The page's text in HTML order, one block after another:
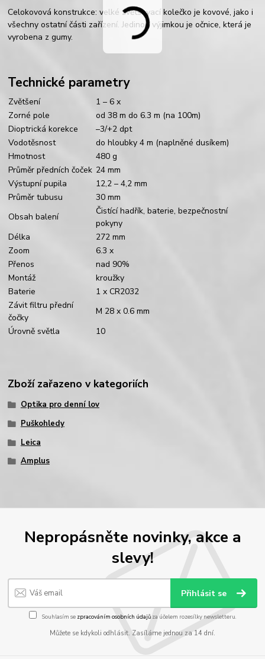
Celokovová konstrukce: velké zvětšovací kolečko je kovové, jako i
všechny ostatní části zařízení. Jedinou výjimkou je očnice, která je
vyrobena z gumy.
Technické parametry
Zvětšení
1 – 6 x
Zorné pole
od 38 m do 6.3 m (na 100m)
Dioptrická korekce
–3/+2 dpt
Vodotěsnost
do hloubky 4 m (naplněné dusíkem)
Hmotnost
480 g
Průměr předních čoček 24 mm
Výstupní pupila
12,2 – 4,2 mm
Průměr tubusu
30 mm
Obsah balení
Čistící hadřík, baterie, bezpečnostní
pokyny
Délka
272 mm
Zoom
6.3 x
Přenos
nad 90%
Montáž
kroužky
Baterie
1 x CR2032
Závit filtru přední
čočky
M 28 x 0.6 mm
Úrovně světla
10
Zboží zařazeno v kategoriích
Optika pro denní lov
Puškohledy
Leica
Amplus
Nepropásněte novinky, akce a
slevy!
Přihlásit se
Souhlasím se zpracováním osobních údajůza účelem rozesílky newsletteru.
Můžete se kdykoli odhlásit. Zasíláme jednou za 14 dní.